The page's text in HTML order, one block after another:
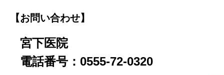
【お問い合わせ】
宮下医院
電話番号：0555-72-0320